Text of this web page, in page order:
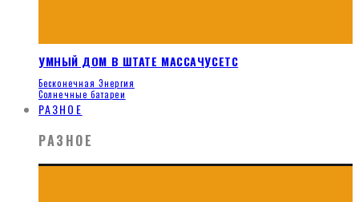
УМНЫЙ ДОМ В ШТАТЕ МАССАЧУСЕТС
Бесконечная Энергия
Солнечные батареи
РАЗНОЕ
РАЗНОЕ